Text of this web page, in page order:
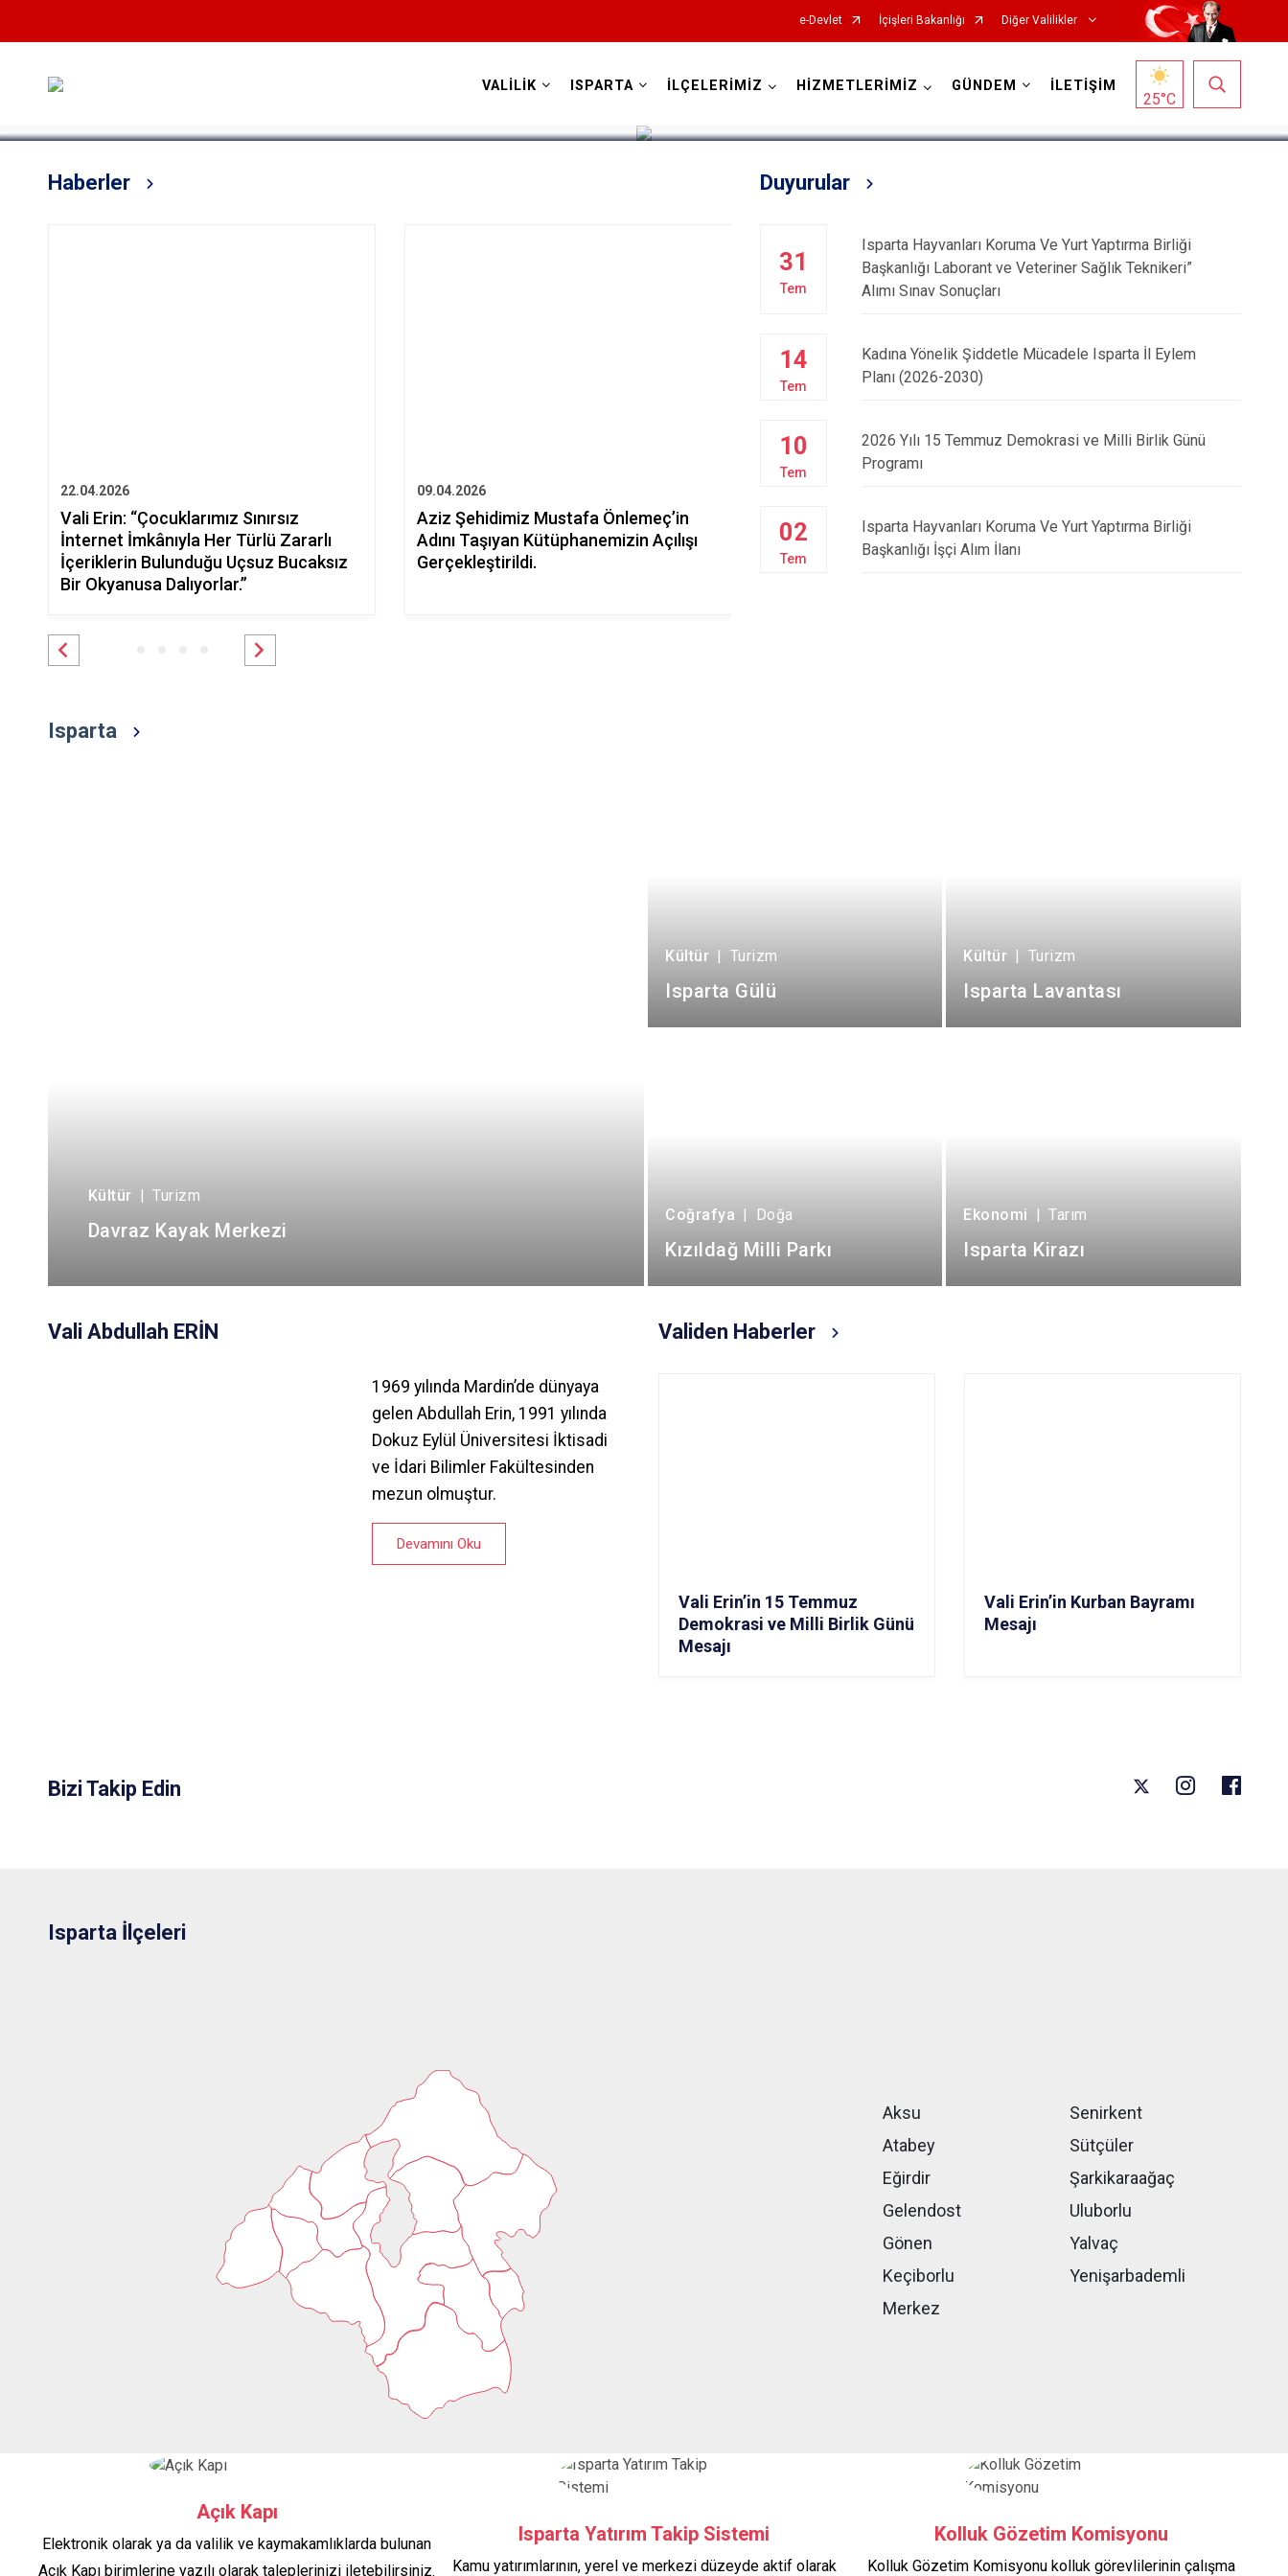
e-Devlet İçişleri Bakanlığı Diğer Valilikler
VALİLİK ISPARTA İLÇELERİMİZ HİZMETLERİMİZ GÜNDEM İLETİŞİM
25°C
Haberler
22.04.2026
Vali Erin: “Çocuklarımız Sınırsız
İnternet İmkânıyla Her Türlü Zararlı
İçeriklerin Bulunduğu Uçsuz Bucaksız
Bir Okyanusa Dalıyorlar.”
09.04.2026
Aziz Şehidimiz Mustafa Önlemeç’in
Adını Taşıyan Kütüphanemizin Açılışı
Gerçekleştirildi.
ISPARTA ÇEVRELERİNDE ZİRAİ DON
HADİSESİNE DİKKAT!
Cumhuriyet
Kortej Yürüşü
Duyurular
31
Tem
Isparta Hayvanları Koruma Ve Yurt Yaptırma Birliği
Başkanlığı Laborant ve Veteriner Sağlık Teknikeri”
Alımı Sınav Sonuçları
14
Tem
Kadına Yönelik Şiddetle Mücadele Isparta İl Eylem
Planı (2026-2030)
10
Tem
2026 Yılı 15 Temmuz Demokrasi ve Milli Birlik Günü
Programı
02
Tem
Isparta Hayvanları Koruma Ve Yurt Yaptırma Birliği
Başkanlığı İşçi Alım İlanı
Isparta
Kültür | Turizm
Davraz Kayak Merkezi
Kültür | Turizm
Isparta Gülü
Kültür | Turizm
Isparta Lavantası
Coğrafya | Doğa
Kızıldağ Milli Parkı
Ekonomi | Tarım
Isparta Kirazı
Vali Abdullah ERİN
1969 yılında Mardin’de dünyaya
gelen Abdullah Erin, 1991 yılında
Dokuz Eylül Üniversitesi İktisadi
ve İdari Bilimler Fakültesinden
mezun olmuştur.
Devamını Oku
Validen Haberler
Vali Erin’in 15 Temmuz
Demokrasi ve Milli Birlik Günü
Mesajı
Vali Erin’in Kurban Bayramı
Mesajı
Bizi Takip Edin
Isparta İlçeleri
Aksu
Atabey
Eğirdir
Gelendost
Gönen
Keçiborlu
Merkez
Senirkent
Sütçüler
Şarkikaraağaç
Uluborlu
Yalvaç
Yenişarbademli
Açık Kapı
Elektronik olarak ya da valilik ve kaymakamlıklarda bulunan
Açık Kapı birimlerine yazılı olarak taleplerinizi iletebilirsiniz.
Isparta Yatırım Takip Sistemi
Kamu yatırımlarının, yerel ve merkezi düzeyde aktif olarak
Kolluk Gözetim Komisyonu
Kolluk Gözetim Komisyonu kolluk görevlilerinin çalışma